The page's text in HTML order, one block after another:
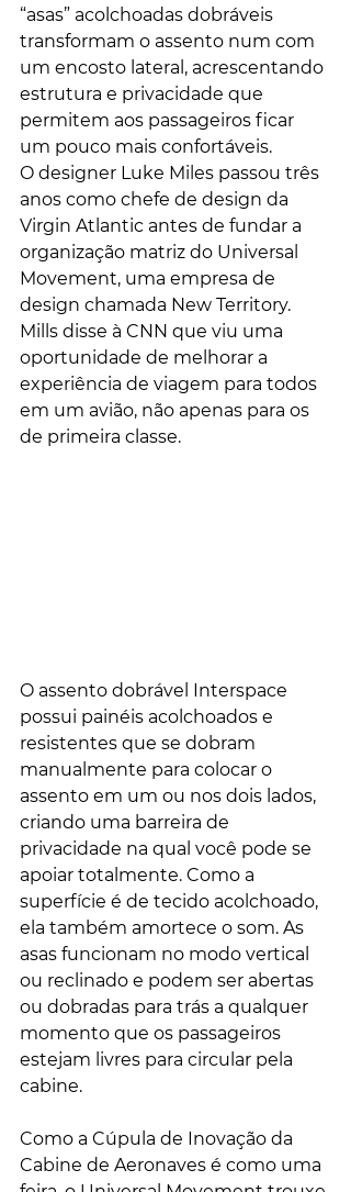
“asas” acolchoadas dobráveis ​​
transformam o assento num com
um encosto lateral, acrescentando
estrutura e privacidade que
permitem aos passageiros ficar
um pouco mais confortáveis.
O designer Luke Miles passou três
anos como chefe de design da
Virgin Atlantic antes de fundar a
organização matriz do Universal
Movement, uma empresa de
design chamada New Territory.
Mills disse à CNN que viu uma
oportunidade de melhorar a
experiência de viagem para todos
em um avião, não apenas para os
de primeira classe.
O assento dobrável Interspace
possui painéis acolchoados e
resistentes que se dobram
manualmente para colocar o
assento em um ou nos dois lados,
criando uma barreira de
privacidade na qual você pode se
apoiar totalmente. Como a
superfície é de tecido acolchoado,
ela também amortece o som. As
asas funcionam no modo vertical
ou reclinado e podem ser abertas
ou dobradas para trás a qualquer
momento que os passageiros
estejam livres para circular pela
cabine.
Como a Cúpula de Inovação da
Cabine de Aeronaves é como uma